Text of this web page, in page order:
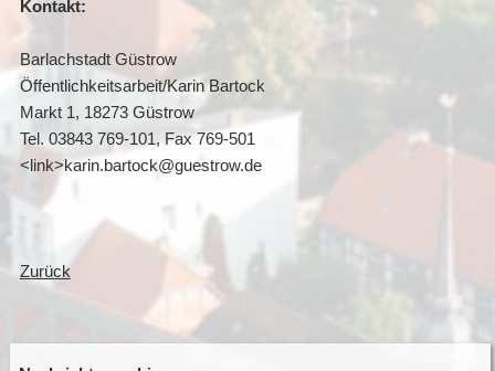
Kontakt:
Barlachstadt Güstrow
Öffentlichkeitsarbeit/Karin Bartock
Markt 1, 18273 Güstrow
Tel. 03843 769-101, Fax 769-501
<link>karin.bartock@guestrow.de
Zurück